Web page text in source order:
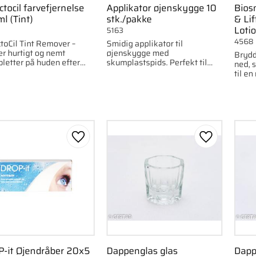
farvefjernelse
(Tint)
Tint Remover –
hurtigt og nemt
på huden efter
Applikator øjenskygge 10
stk./pakke
Smidig applikator til
øjenskygge med
skumplastspids. Perfekt til
5163
&
ned,
til en
4568
it Øjendråber 20x5
Gem som favorit
Dappenglas glas
Gem som